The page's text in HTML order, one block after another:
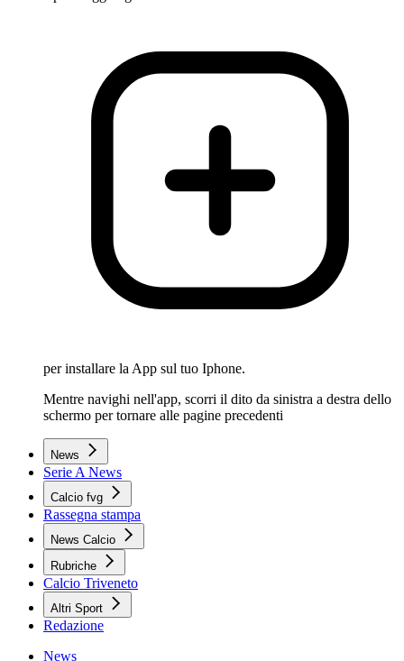
per installare la App sul tuo Iphone.
Mentre navighi nell'app, scorri il dito da sinistra a destra dello
schermo per tornare alle pagine precedenti
News
Serie A News
Calcio fvg
Rassegna stampa
News Calcio
Rubriche
Calcio Triveneto
Altri Sport
Redazione
News